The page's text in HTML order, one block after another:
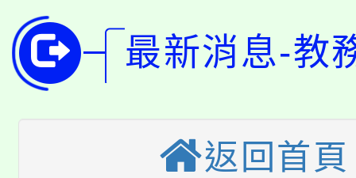
版
公告本校115學年度第
代理(課)教師甄選結果(
「2026金融保險知識
車」活動
桃園市115學年度學生
生本土語及新住民語歌
公告本校115學年度第
最新消息-教
返回首頁